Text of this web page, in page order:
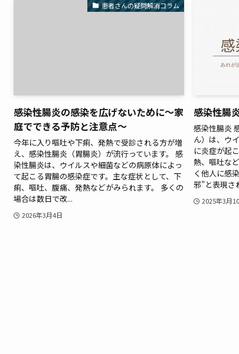
患者さんの疑問解消コラム
感染性腸炎の感染を広げないために～家
庭でできる予防と注意点～
今年に入り嘔吐や下痢、発熱で受診される方が増
え、感染性腸炎（胃腸炎）が流行っています。 感
染性腸炎は、ウイルスや細菌などの病原体によっ
て起こる胃腸の感染症です。主な症状として、下
痢、嘔吐、腹痛、発熱などがみられます。 多くの
場合は数日で改...
2026年3月4日
感染性腸
感染性腸炎
ん）は、ウ
に炎症が起
熱、嘔吐な
く他人に感
邪”と表現さ
2025年3月